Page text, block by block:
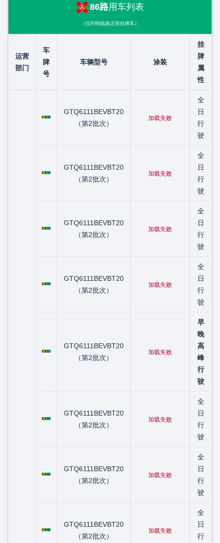
86路用车列表
（仅列明线路正班挂牌车）
运营
部门
车
牌
号
车辆型号 涂装
挂
牌
属
性
粤C01249D
GTQ6111BEVBT20
（第2批次）
加载失败
全
日
行
驶
粤C01274D
GTQ6111BEVBT20
（第2批次）
加载失败
全
日
行
驶
粤C01276D
GTQ6111BEVBT20
（第2批次）
加载失败
全
日
行
驶
粤C01293D
GTQ6111BEVBT20
（第2批次）
加载失败
全
日
行
驶
粤C01327D
GTQ6111BEVBT20
（第2批次）
加载失败
早
晚
高
峰
行
驶
粤C01329D
GTQ6111BEVBT20
（第2批次）
加载失败
全
日
行
驶
粤C01382D
GTQ6111BEVBT20
（第2批次）
加载失败
全
日
行
驶
粤C01506D
GTQ6111BEVBT20
（第2批次）
加载失败
全
日
行